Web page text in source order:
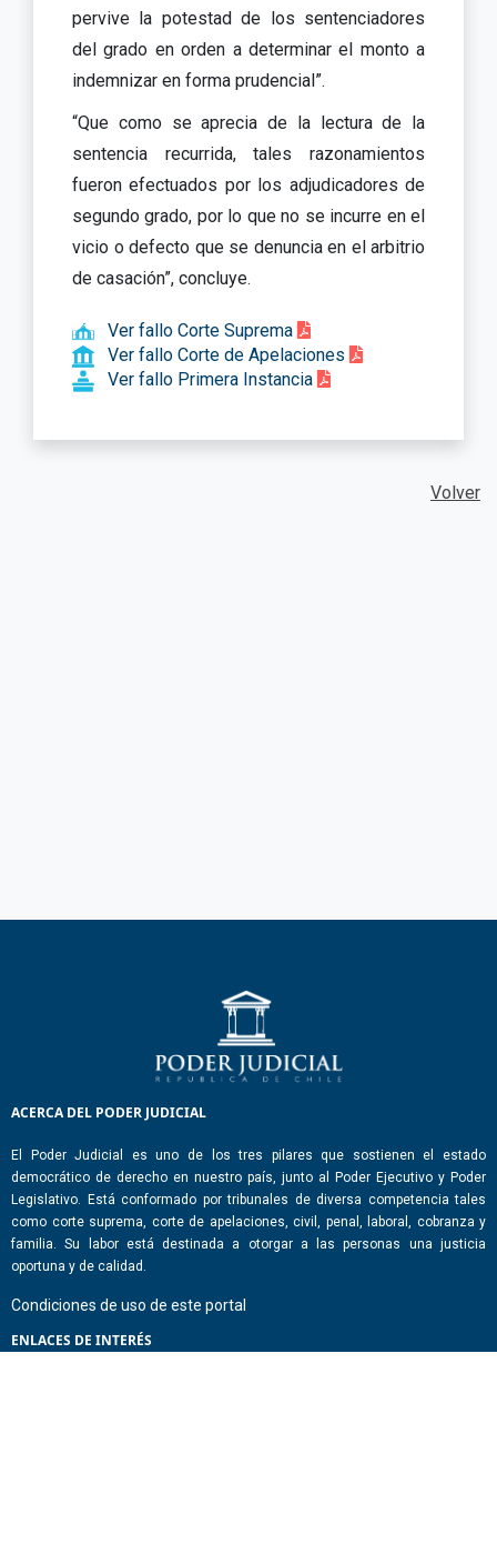
pervive la potestad de los sentenciadores
del grado en orden a determinar el monto a
indemnizar en forma prudencial”.
“Que como se aprecia de la lectura de la
sentencia recurrida, tales razonamientos
fueron efectuados por los adjudicadores de
segundo grado, por lo que no se incurre en el
vicio o defecto que se denuncia en el arbitrio
de casación”, concluye.
Ver fallo Corte Suprema
Ver fallo Corte de Apelaciones
Ver fallo Primera Instancia
Volver
ACERCA DEL PODER JUDICIAL
El Poder Judicial es uno de los tres pilares que sostienen el estado
democrático de derecho en nuestro país, junto al Poder Ejecutivo y Poder
Legislativo. Está conformado por tribunales de diversa competencia tales
como corte suprema, corte de apelaciones, civil, penal, laboral, cobranza y
familia. Su labor está destinada a otorgar a las personas una justicia
oportuna y de calidad.
Condiciones de uso de este portal
ENLACES DE INTERÉS